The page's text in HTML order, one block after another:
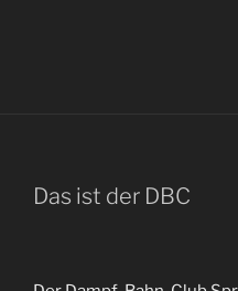
Das ist der DBC